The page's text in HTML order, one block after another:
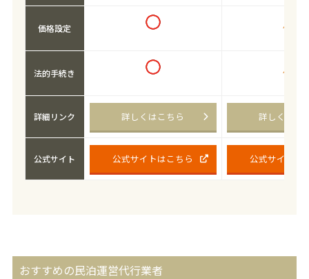
価格設定
法的手続き
詳細リンク 詳しくはこちら 詳しくはこ
公式サイト 公式サイトはこちら 公式サイトは
おすすめの民泊運営代行業者